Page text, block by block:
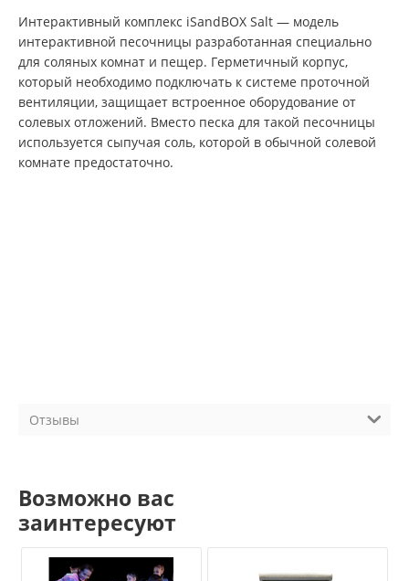
Интерактивный комплекс iSandBOX Salt — модель
интерактивной песочницы разработанная специально
для соляных комнат и пещер. Герметичный корпус,
который необходимо подключать к системе проточной
вентиляции, защищает встроенное оборудование от
солевых отложений. Вместо песка для такой песочницы
используется сыпучая соль, которой в обычной солевой
комнате предостаточно.
Отзывы
Возможно вас
заинтересуют